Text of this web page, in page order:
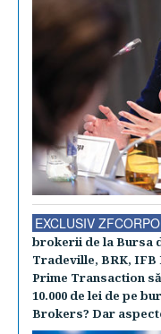
EXCLUSIV
brokerii de la Bursa
Tradeville, BRK,
Prime Transaction
10.000 de lei de pe
Brokers? Dar